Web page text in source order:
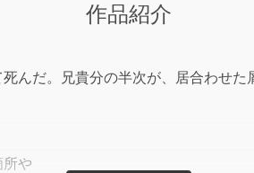
作品紹介
んだ。兄貴分の半次が、居合わせ
や